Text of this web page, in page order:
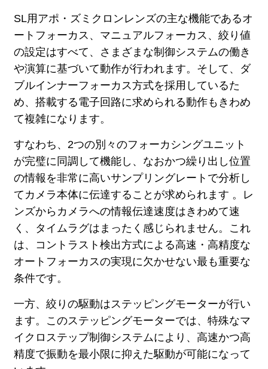
SL用アポ・ズミクロンレンズの主な機能であるオ
ートフォーカス、マニュアルフォーカス、絞り値
の設定はすべて、さまざまな制御システムの働き
や演算に基づいて動作が行われます。そして、ダ
ブルインナーフォーカス方式を採用しているた
め、搭載する電子回路に求められる動作もきわめ
て複雑になります。
すなわち、2つの別々のフォーカシングユニット
が完璧に同調して機能し、なおかつ繰り出し位置
の情報を非常に高いサンプリングレートで分析し
てカメラ本体に伝達することが求められます 。レ
ンズからカメラへの情報伝達速度はきわめて速
く、タイムラグはまったく感じられません。これ
は、コントラスト検出方式による高速・高精度な
オートフォーカスの実現に欠かせない最も重要な
条件です。
一方、絞りの駆動はステッピングモーターが行い
ます。このステッピングモーターでは、特殊なマ
イクロステップ制御システムにより、高速かつ高
精度で振動を最小限に抑えた駆動が可能になって